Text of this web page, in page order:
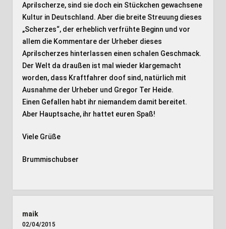
Aprilscherze, sind sie doch ein Stückchen gewachsene
Kultur in Deutschland. Aber die breite Streuung dieses
„Scherzes“, der erheblich verfrühte Beginn und vor
allem die Kommentare der Urheber dieses
Aprilscherzes hinterlassen einen schalen Geschmack.
Der Welt da draußen ist mal wieder klargemacht
worden, dass Kraftfahrer doof sind, natürlich mit
Ausnahme der Urheber und Gregor Ter Heide.
Einen Gefallen habt ihr niemandem damit bereitet.
Aber Hauptsache, ihr hattet euren Spaß!
Viele Grüße
Brummischubser
maik
02/04/2015